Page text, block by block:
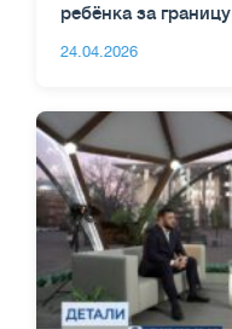
ребёнка за границу
24.04.2026